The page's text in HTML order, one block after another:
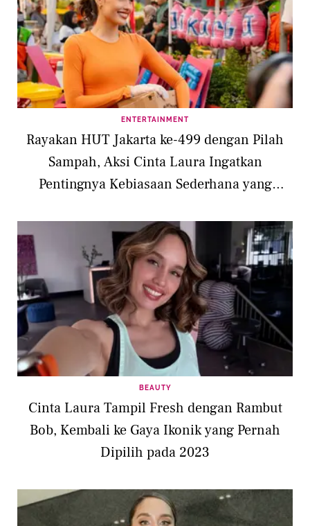
ENTERTAINMENT
Rayakan HUT Jakarta ke-499 dengan Pilah
Sampah, Aksi Cinta Laura Ingatkan
Pentingnya Kebiasaan Sederhana yang
BEAUTY
Cinta Laura Tampil Fresh dengan Rambut
Bob, Kembali ke Gaya Ikonik yang Pernah
Dipilih pada 2023